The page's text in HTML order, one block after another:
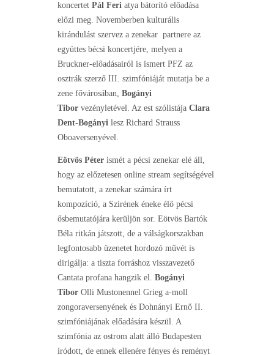
koncertet Pál Feri atya bátorító előadása
előzi meg. Novemberben kulturális
kirándulást szervez a zenekar partnere az
együttes bécsi koncertjére, melyen a
Bruckner-előadásairól is ismert PFZ az
osztrák szerző III. szimfóniáját mutatja be a
zene fővárosában, Bogányi
Tibor vezényletével. Az est szólistája Clara
Dent-Bogányi lesz Richard Strauss
Oboaversenyével.
Eötvös Péter ismét a pécsi zenekar elé áll,
hogy az előzetesen online stream segítségével
bemutatott, a zenekar számára írt
kompozíció, a Szirének éneke élő pécsi
ősbemutatójára kerüljön sor. Eötvös Bartók
Béla ritkán játszott, de a válságkorszakban
legfontosabb üzenetet hordozó művét is
dirigálja: a tiszta forráshoz visszavezető
Cantata profana hangzik el. Bogányi
Tibor Olli Mustonennel Grieg a-moll
zongoraversenyének és Dohnányi Ernő II.
szimfóniájának előadására készül. A
szimfónia az ostrom alatt álló Budapesten
íródott, de ennek ellenére fényes és reményt